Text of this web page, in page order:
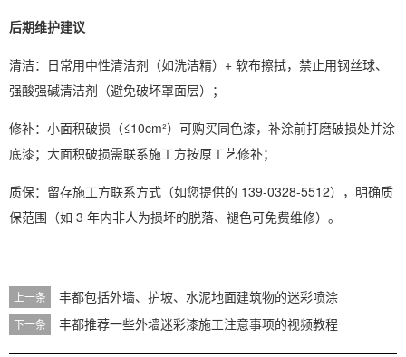
后期维护建议
清洁：日常用中性清洁剂（如洗洁精）+ 软布擦拭，禁止用钢丝球、
强酸强碱清洁剂（避免破坏罩面层）；
修补：小面积破损（≤10cm²）可购买同色漆，补涂前打磨破损处并涂
底漆；大面积破损需联系施工方按原工艺修补；
质保：留存施工方联系方式（如您提供的 139-0328-5512），明确质
保范围（如 3 年内非人为损坏的脱落、褪色可免费维修）。
上一条 丰都​包括外墙、护坡、水泥地面建筑物的迷彩喷涂
下一条 丰都推荐一些外墙迷彩漆施工注意事项的视频教程